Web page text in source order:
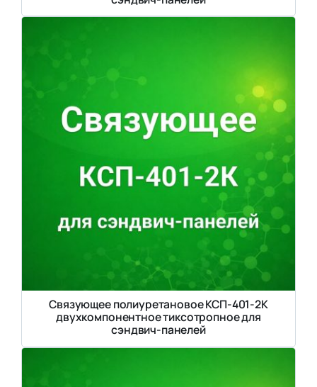
Связующее полиуретановое КСП-401-2К
двухкомпонентное тиксотропное для
сэндвич-панелей